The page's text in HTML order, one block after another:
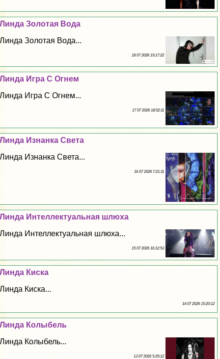
Линда Золотая Вода
Линда Золотая Вода...
18 07 2026 19:17:22
Линда Игра С Огнем
Линда Игра С Огнем...
17 07 2026 18:52:11
Линда Изнанка Света
Линда Изнанка Света...
16 07 2026 7:21:11
Линда Интеллектуальная шлюха
Линда Интеллектуальная шлюха...
15 07 2026 16:12:53
Линда Киска
Линда Киска...
14 07 2026 15:20:12
Линда Колыбель
Линда Колыбель...
13 07 2026 5:29:12